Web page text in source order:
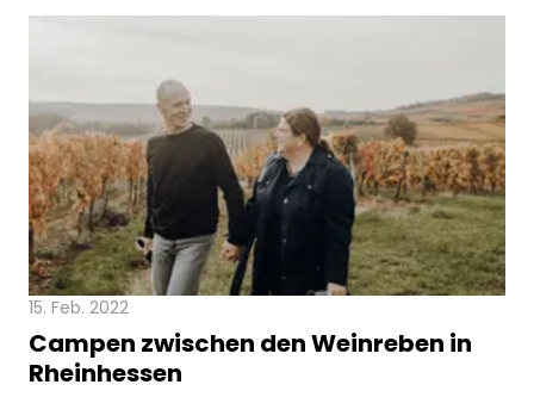
15. Feb. 2022
Campen zwischen den Weinreben in
Rheinhessen